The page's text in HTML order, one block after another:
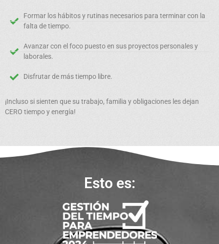
Formar los hábitos y rutinas necesarios para terminar con la
falta de tiempo.
Avanzar con el foco puesto en sus proyectos personales y
laborales.
Disfrutar de más tiempo libre.
¡Incluso si sienten que su trabajo, familia y obligaciones les dejan
CERO tiempo y energía!
Esto es: